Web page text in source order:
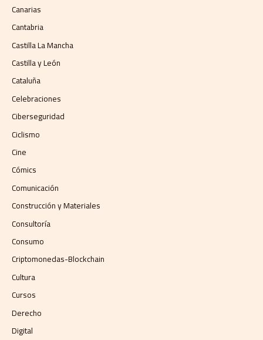
Canarias
Cantabria
Castilla La Mancha
Castilla y León
Cataluña
Celebraciones
Ciberseguridad
Ciclismo
Cine
Cómics
Comunicación
Construcción y Materiales
Consultoría
Consumo
Criptomonedas-Blockchain
Cultura
Cursos
Derecho
Digital